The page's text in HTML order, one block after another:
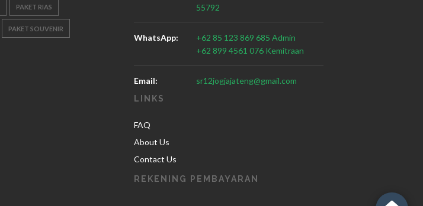
PAKET RIAS
PAKET SOUVENIR
55792
WhatsApp:
+62 85 123 869 685 Admin
+62 899 4561 076 Kemitraan
Email: sr12jogjajateng@gmail.com
LINKS
FAQ
About Us
Contact Us
REKENING PEMBAYARAN